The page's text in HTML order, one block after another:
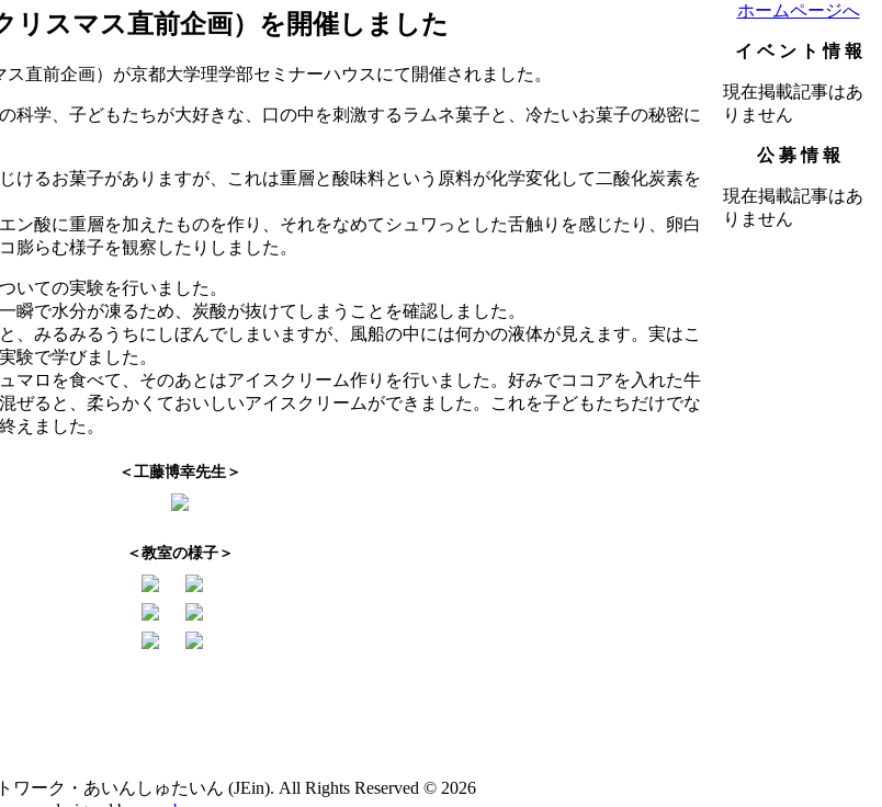
リスマス直前企画）を開催しました
直前企画）が京都大学理学部セミナーハウスにて開催されました。
科学、子どもたちが大好きな、口の中を刺激するラムネ菓子と、冷たいお菓子の秘密に
けるお菓子がありますが、これは重層と酸味料という原料が化学変化して二酸化炭素を
ン酸に重層を加えたものを作り、それをなめてシュワっとした舌触りを感じたり、卵白
膨らむ様子を観察したりしました。
いての実験を行いました。
瞬で水分が凍るため、炭酸が抜けてしまうことを確認しました。
、みるみるうちにしぼんでしまいますが、風船の中には何かの液体が見えます。実はこ
験で学びました。
マロを食べて、そのあとはアイスクリーム作りを行いました。好みでココアを入れた牛
ぜると、柔らかくておいしいアイスクリームができました。これを子どもたちだけでな
えました。
＜工藤博幸先生＞
＜教室の様子＞
イ ベ ン ト 情 報
現在掲載記事はあ
りません
公 募 情 報
現在掲載記事はあ
りません
ワーク・あいんしゅたいん (JEin). All Rights Reserved © 2026